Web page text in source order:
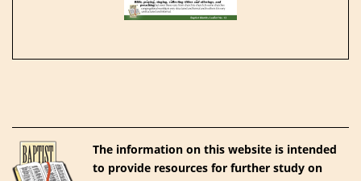
The information on this website is intended
to provide resources for further study on